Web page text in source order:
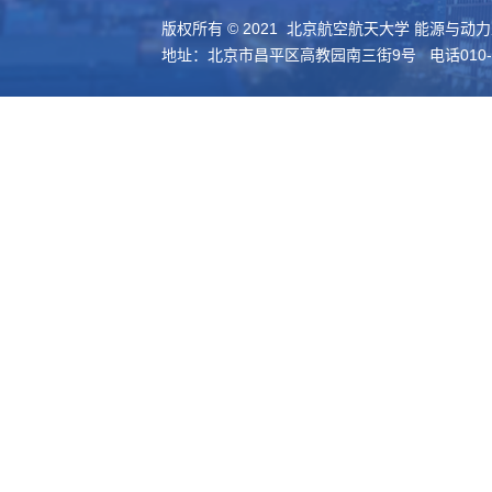
版权所有 © 2021 北京航空航天大学 能源与动
地址：北京市昌平区高教园南三街9号 电话